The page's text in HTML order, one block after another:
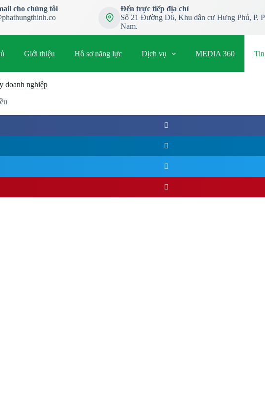
cho chúng tôi
Đến trực tiếp địa chỉ
Số 21 Đường D6, Khu dân cư Hưng Phú, P.
Nam.
Giới thiệu Hồ sơ năng lực Dịch vụ MEDIA 360
doanh nghiệp